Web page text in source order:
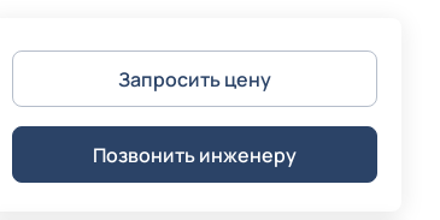
Запросить цену
Позвонить инженеру